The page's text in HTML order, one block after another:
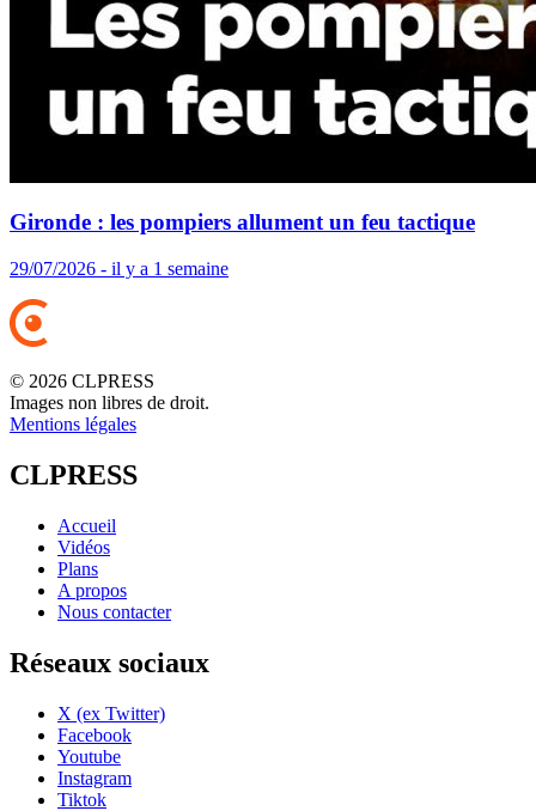
Gironde : les pompiers allument un feu tactique
29/07/2026 - il y a 1 semaine
© 2026 CLPRESS
Images non libres de droit.
Mentions légales
CLPRESS
Accueil
Vidéos
Plans
A propos
Nous contacter
Réseaux sociaux
X (ex Twitter)
Facebook
Youtube
Instagram
Tiktok